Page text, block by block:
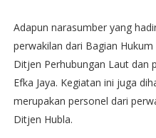
Adapun narasumber yang
perwakilan dari Bagian
Ditjen Perhubungan Laut dan
Efka Jaya. Kegiatan ini juga
merupakan personel dari
Ditjen Hubla.